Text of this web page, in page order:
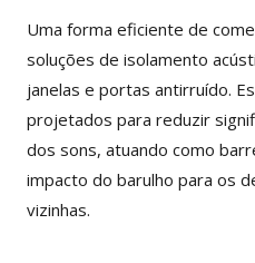
Uma forma eficiente de
soluções de isolamento
janelas e portas antirruído.
projetados para reduzir
dos sons, atuando como
impacto do barulho para os
vizinhas.